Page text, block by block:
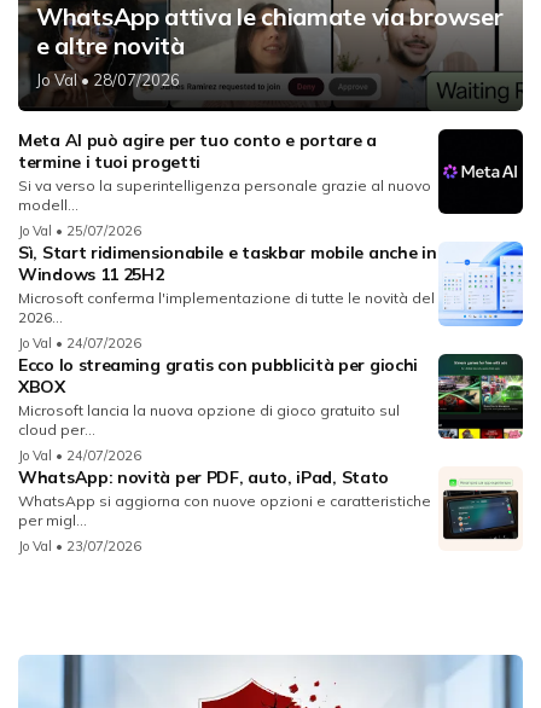
WhatsApp attiva le chiamate via browser
e altre novità
Jo Val• 28/07/2026
Meta AI può agire per tuo conto e portare a
termine i tuoi progetti
Si va verso la superintelligenza personale grazie al nuovo
modell...
Jo Val • 25/07/2026
Sì, Start ridimensionabile e taskbar mobile anche in
Windows 11 25H2
Microsoft conferma l'implementazione di tutte le novità del
2026...
Jo Val • 24/07/2026
Ecco lo streaming gratis con pubblicità per giochi
XBOX
Microsoft lancia la nuova opzione di gioco gratuito sul
cloud per...
Jo Val • 24/07/2026
WhatsApp: novità per PDF, auto, iPad, Stato
WhatsApp si aggiorna con nuove opzioni e caratteristiche
per migl...
Jo Val • 23/07/2026